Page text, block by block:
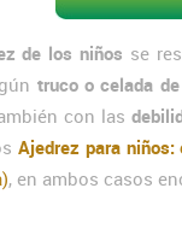
de los niños se
truco o celada
con las
Ajedrez para
, en ambos casos